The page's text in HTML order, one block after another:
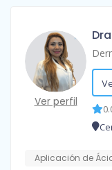
Ver perfil
Aplicación de